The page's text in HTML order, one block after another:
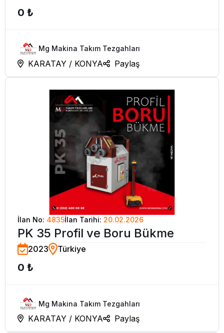
0 ₺
Mg Makina Takım Tezgahları
KARATAY / KONYA Paylaş
İlan No: 4835İlan Tarihi: 20.02.2026
PK 35 Profil ve Boru Bükme
2023 Türkiye
0 ₺
Mg Makina Takım Tezgahları
KARATAY / KONYA Paylaş